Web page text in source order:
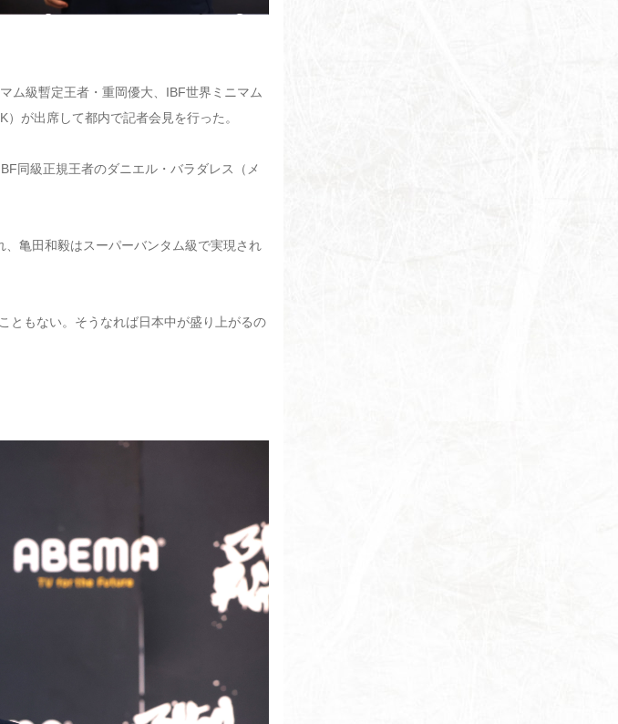
ム級暫定王者・重岡優大、IBF世界ミニマム
が出席して都内で記者会見を行った。
同級正規王者のダニエル・バラダレス（メ
亀田和毅はスーパーバンタム級で実現され
ともない。そうなれば日本中が盛り上がるの